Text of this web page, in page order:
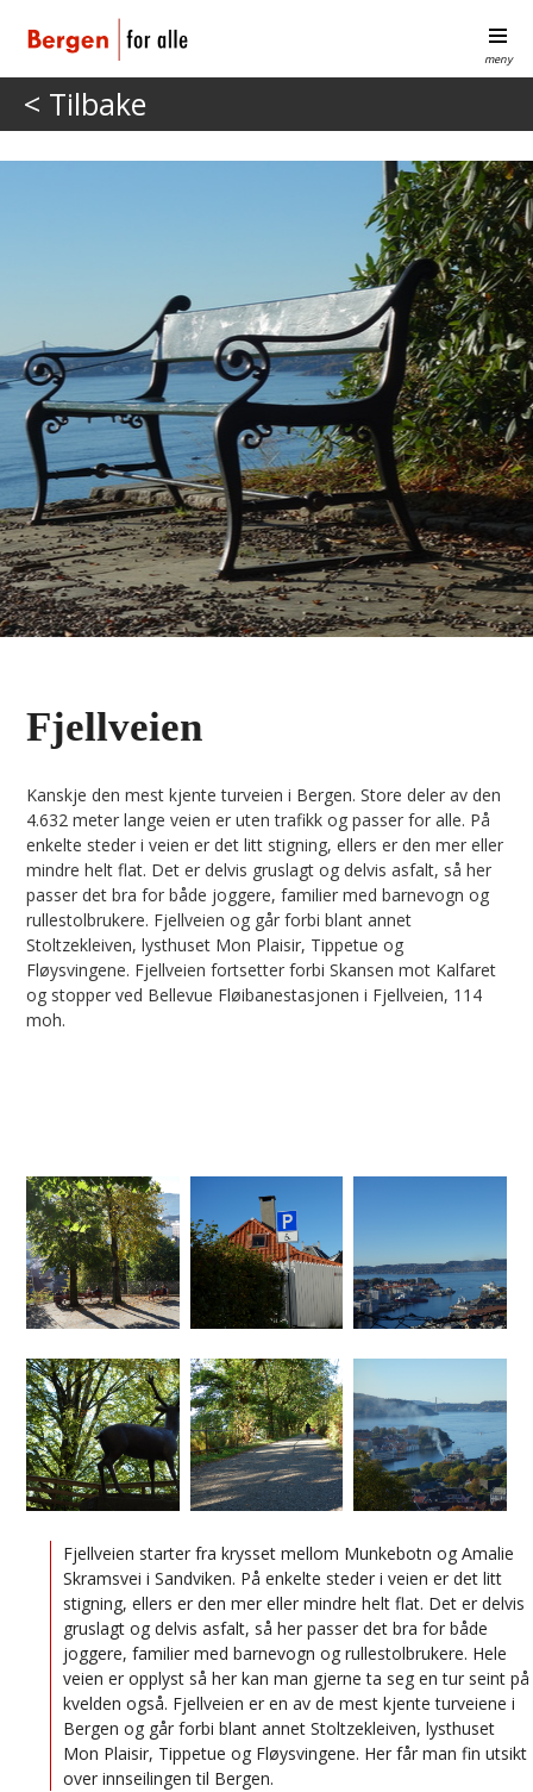
meny
< Tilbake
Fjellveien
Kanskje den mest kjente turveien i Bergen. Store deler av den
4.632 meter lange veien er uten trafikk og passer for alle. På
enkelte steder i veien er det litt stigning, ellers er den mer eller
mindre helt flat. Det er delvis gruslagt og delvis asfalt, så her
passer det bra for både joggere, familier med barnevogn og
rullestolbrukere. Fjellveien og går forbi blant annet
Stoltzekleiven, lysthuset Mon Plaisir, Tippetue og
Fløysvingene. Fjellveien fortsetter forbi Skansen mot Kalfaret
og stopper ved Bellevue Fløibanestasjonen i Fjellveien, 114
moh.
Fjellveien starter fra krysset mellom Munkebotn og Amalie
Skramsvei i Sandviken. På enkelte steder i veien er det litt
stigning, ellers er den mer eller mindre helt flat. Det er delvis
gruslagt og delvis asfalt, så her passer det bra for både
joggere, familier med barnevogn og rullestolbrukere. Hele
veien er opplyst så her kan man gjerne ta seg en tur seint på
kvelden også. Fjellveien er en av de mest kjente turveiene i
Bergen og går forbi blant annet Stoltzekleiven, lysthuset
Mon Plaisir, Tippetue og Fløysvingene. Her får man fin utsikt
over innseilingen til Bergen.